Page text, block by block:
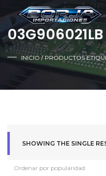
03G906021LB
INICIO/ PRODUCTOS
SHOWING THE SINGLE